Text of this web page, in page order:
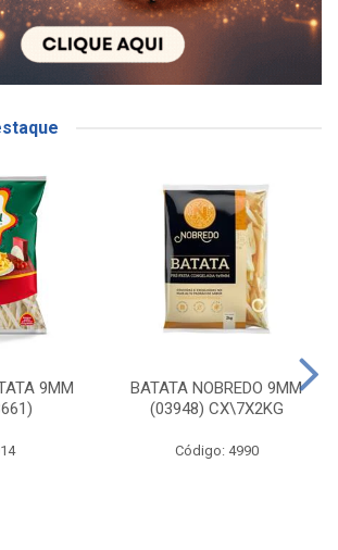
9MM
BATATA NOBREDO 9MM
(03948) CX\7X2KG
Código: 4990